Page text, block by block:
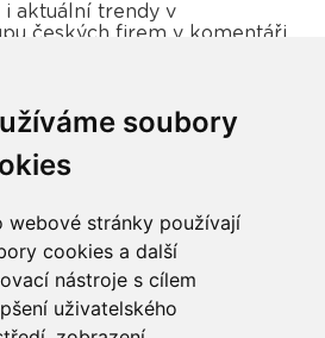
soubory
webové stránky používají
cookies a další
nástroje s cílem
uživatelského
i aktuální trendy v
českých firem v komentáři
Průchová, regionální
a porotkyně soutěže